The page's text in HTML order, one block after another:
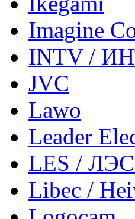
Imagine
INTV /
JVC
Lawo
Leader
LES /
Libec /